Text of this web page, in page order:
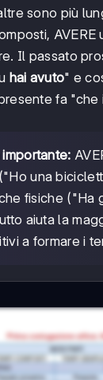
sono più
AVERE
Il passato
hai avuto" e
fa "che
una
fisiche ("Ha
aiuta la
a formare i